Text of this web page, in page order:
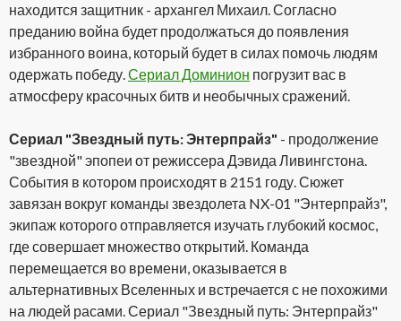
находится защитник - архангел Михаил. Согласно
преданию война будет продолжаться до появления
избранного воина, который будет в силах помочь людям
одержать победу.Сериал Доминион погрузит вас в
атмосферу красочных битв и необычных сражений.
Сериал "Звездный путь: Энтерпрайз" - продолжение
"звездной" эпопеи от режиссера Дэвида Ливингстона.
События в котором происходят в 2151 году. Сюжет
завязан вокруг команды звездолета NX-01 "Энтерпрайз",
экипаж которого отправляется изучать глубокий космос,
где совершает множество открытий. Команда
перемещается во времени, оказывается в
альтернативных Вселенных и встречается с не похожими
на людей расами. Сериал "Звездный путь: Энтерпрайз"